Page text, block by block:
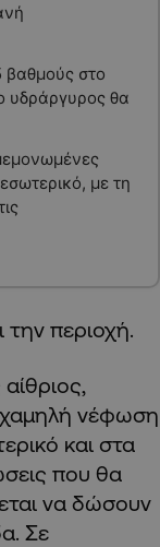
βαθμούς στο
υδράργυρος θα
με τη
περιοχή.
χαμηλή νέφωση
και στα
που θα
να δώσουν
Σε